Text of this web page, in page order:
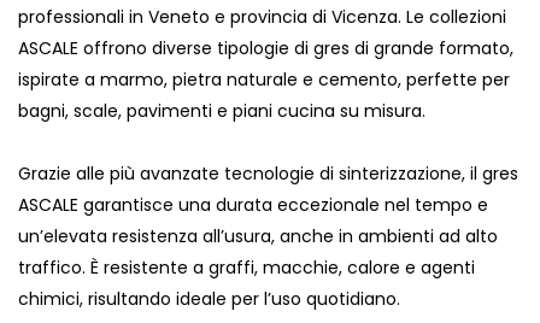
professionali in Veneto e provincia di Vicenza. Le collezioni
ASCALE offrono diverse tipologie di gres di grande formato,
ispirate a marmo, pietra naturale e cemento, perfette per
bagni, scale, pavimenti e piani cucina su misura.
Grazie alle più avanzate tecnologie di sinterizzazione, il gres
ASCALE garantisce una durata eccezionale nel tempo e
un’elevata resistenza all’usura, anche in ambienti ad alto
traffico. È resistente a graffi, macchie, calore e agenti
chimici, risultando ideale per l’uso quotidiano.